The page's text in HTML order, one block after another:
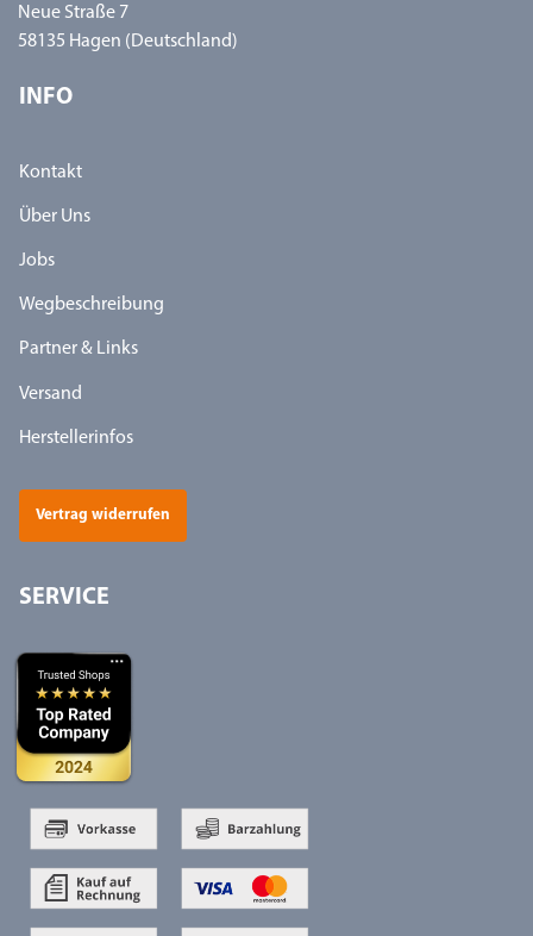
Neue Straße 7
58135 Hagen (Deutschland)
INFO
Kontakt
Über Uns
Jobs
Wegbeschreibung
Partner & Links
Versand
Herstellerinfos
Vertrag widerrufen
SERVICE